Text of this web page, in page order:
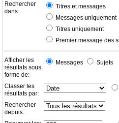
Rechercher
dans:
Titres et messages
Messages uniquement
Titres uniquement
Premier message des
Afficher les
résultats sous
forme de:
Messages Sujets
Classer les
résultats par:
Rechercher
depuis: